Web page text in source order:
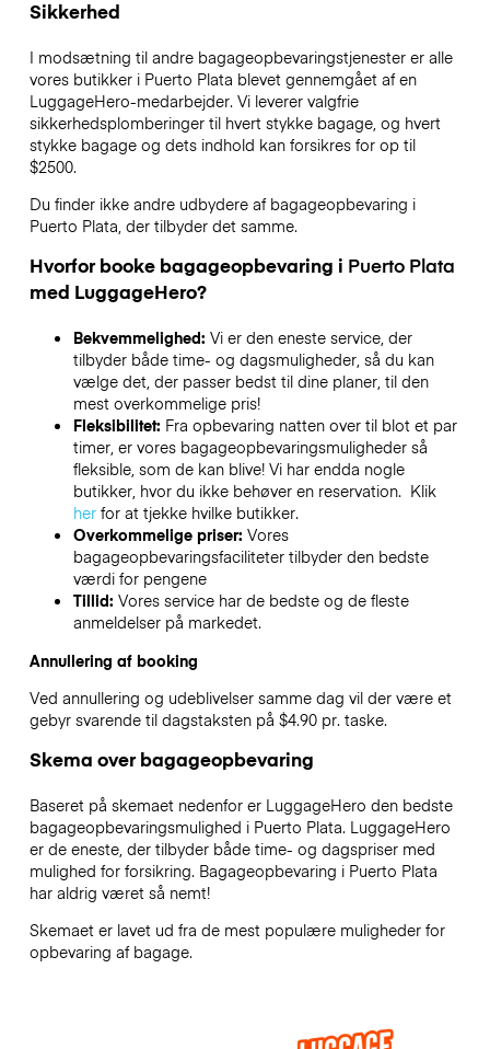
Sikkerhed
I modsætning til andre bagageopbevaringstjenesterer alle
vores butikker i Puerto Plata blevet gennemgået af en
LuggageHero-medarbejder. Vi leverer valgfrie
sikkerhedsplomberinger til hvert stykke bagage, og hvert
stykke bagage og dets indhold kan forsikres for op til
$2500.
Du finder ikke andre udbydere af bagageopbevaring i
Puerto Plata, der tilbyder det samme.
Hvorfor booke bagageopbevaring i Puerto Plata
med LuggageHero?
Bekvemmelighed: Vi er den eneste service, der
tilbyder både time- og dagsmuligheder, så du kan
vælge det, der passer bedst til dine planer, til den
mest overkommelige pris!
Fleksibilitet: Fra opbevaring natten over til blot et par
timer, er vores bagageopbevaringsmuligheder så
fleksible, som de kan blive! Vi har endda nogle
butikker, hvor du ikke behøver en reservation. Klik
herfor at tjekke hvilke butikker.
Overkommelige priser: Vores
bagageopbevaringsfaciliteter tilbyder den bedste
værdi for pengene
Tillid: Vores service har de bedste og de fleste
anmeldelser på markedet.
Annullering af booking
Ved annullering og udeblivelser samme dag vil der være et
gebyr svarende til dagstaksten på $4.90 pr. taske.
Skema over bagageopbevaring
Baseret på skemaet nedenfor er LuggageHero den bedste
bagageopbevaringsmulighed i Puerto Plata. LuggageHero
er de eneste, der tilbyder både time- og dagspriser med
mulighed for forsikring. Bagageopbevaring i Puerto Plata
har aldrig været så nemt!
Skemaet er lavet ud fra de mest populære muligheder for
opbevaring af bagage.